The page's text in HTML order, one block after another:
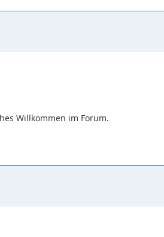
Willkommen im Forum.